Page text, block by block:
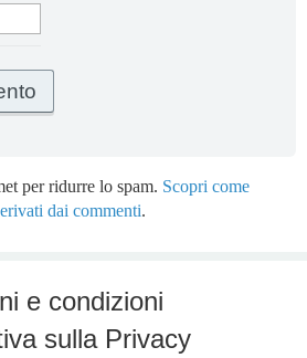
per ridurre lo spam. Scopri come
dai commenti.
e condizioni
sulla Privacy